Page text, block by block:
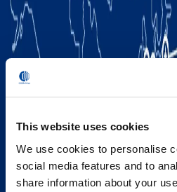
This website uses cookies
We use cookies to personalise
social media features and to
share information about your